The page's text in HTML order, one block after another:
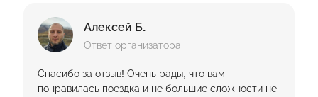
Алексей Б.
Ответ организатора
Спасибо за отзыв! Очень рады, что вам
понравилась поездка и не большие сложности не